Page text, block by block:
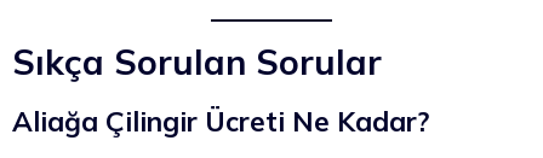
Sıkça Sorulan Sorular
Aliağa Çilingir Ücreti Ne Kadar?